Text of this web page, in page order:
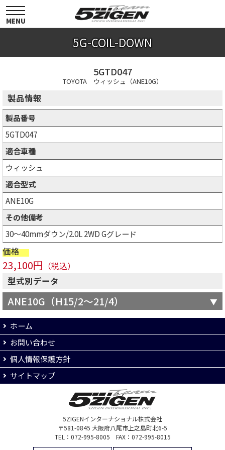
toggle
navigation
MENU
5G-COIL-DOWN
5GTD047
TOYOTA ウィッシュ（ANE10G）
製品情報
製品番号
5GTD047
適合車種
ウィッシュ
適合型式
ANE10G
その他備考
30～40mmダウン/2.0L 2WD Gグレード
価格
23,100円 （税込）
型式別データ
ANE10G（H15/2～21/4）
ホーム
お問い合わせ
個人情報保護方針
サイトマップ
5ZIGENインターナショナル株式会社
〒581-0845 大阪府八尾市上之島町北6-5
TEL：072-995-8005 FAX：072-995-8015